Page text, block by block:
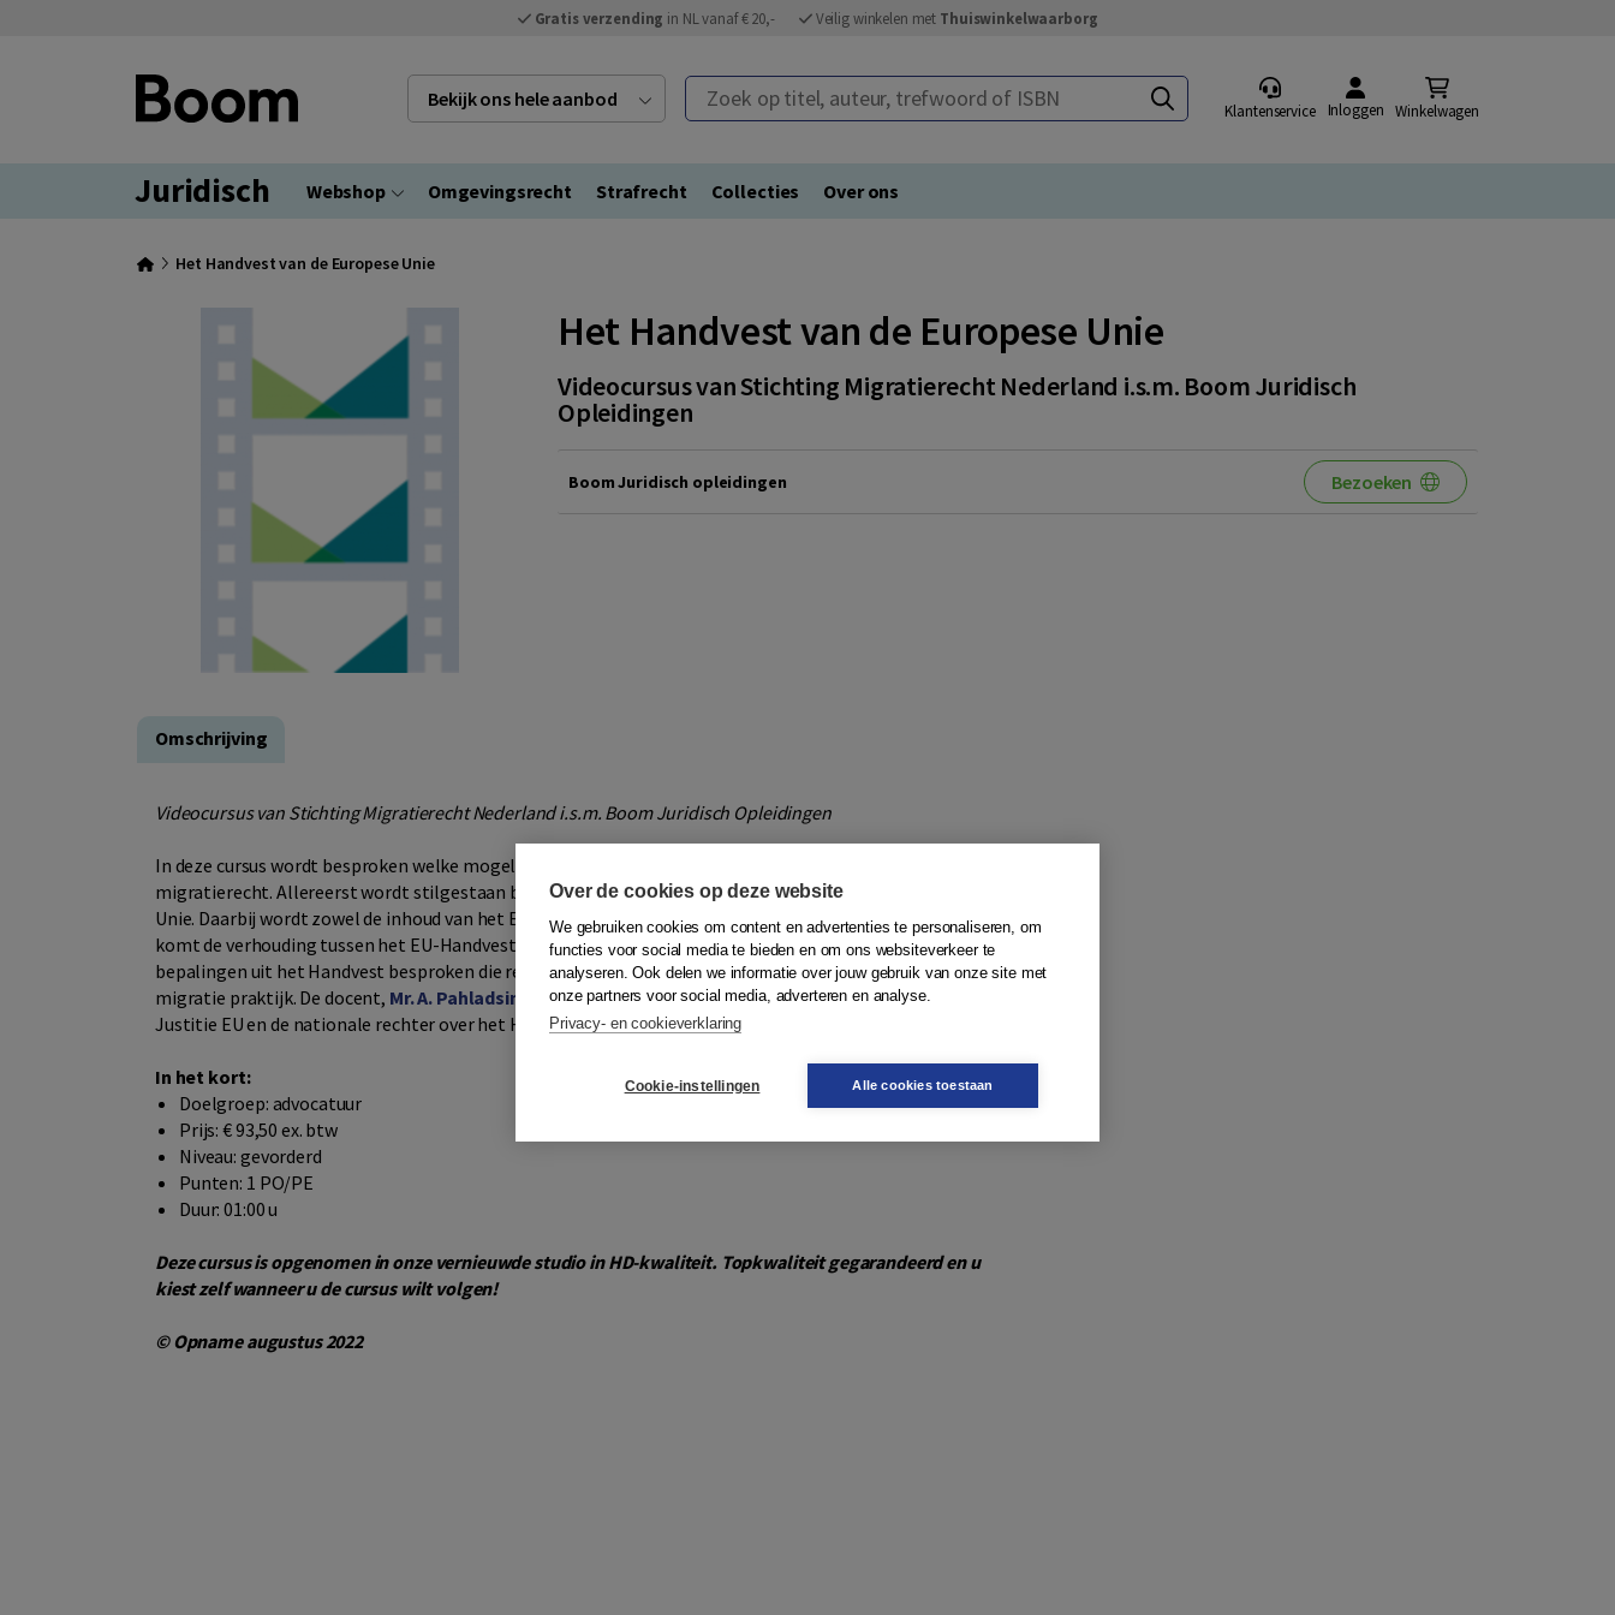
Gratis verzending in NL vanaf € 20,- Veilig winkelen met Thuiswinkelwaarborg
Bekijk ons hele aanbod Zoek op titel, auteur, trefwoord of ISBN
Klantenservice Inloggen Winkelwagen
Juridisch Webshop Omgevingsrecht Strafrecht Collecties Over ons
Het Handvest van de Europese Unie
Het Handvest van de Europese Unie
Videocursus van Stichting Migratierecht Nederland i.s.m. Boom Juridisch
Opleidingen
Boom Juridisch opleidingen Bezoeken
Omschrijving
Videocursus van Stichting Migratierecht Nederland i.s.m. Boom Juridisch Opleidingen
In deze cursus wordt besproken welke mogelijkheden het EU Handvest biedt in het asiel- en
migratierecht. Allereerst wordt stilgestaan bij de achtergrond van de grondrechten binnen de Europese
Unie. Daarbij wordt zowel de inhoud van het EU Handvest behandeld als de reikwijdte (artikel 51 lid 1). Ook
komt de verhouding tussen het EU-Handvest en het EVRM aan bod. Tenslotte worden de inhoudelijke
bepalingen uit het Handvest besproken die relevant zijn en een meerwaarde bieden voor de asiel- en
migratie praktijk. De docent, Mr. A. Pahladsingh
bespreekt relevante rechtspraak van het Hof van
Justitie EU en de nationale rechter over het Handvest.
In het kort:
Doelgroep: advocatuur
Prijs: € 93,50 ex. btw
Niveau: gevorderd
Punten: 1 PO/PE
Duur: 01:00 u
Deze cursus is opgenomen in onze vernieuwde studio in HD-kwaliteit. Topkwaliteit gegarandeerd en u
kiest zelf wanneer u de cursus wilt volgen!
© Opname augustus 2022
Over de cookies op deze website
We gebruiken cookies om content en advertenties te personaliseren, om
functies voor social media te bieden en om ons websiteverkeer te
analyseren. Ook delen we informatie over jouw gebruik van onze site met
onze partners voor social media, adverteren en analyse.
Privacy- en cookieverklaring
Cookie-instellingen Alle cookies toestaan